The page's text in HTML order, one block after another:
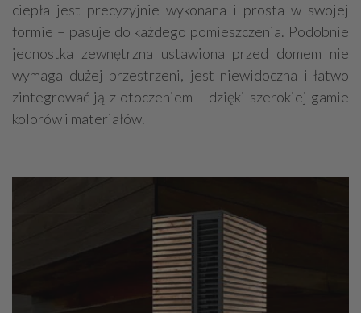
ciepła jest precyzyjnie wykonana i prosta w swojej
formie – pasuje do każdego pomieszczenia. Podobnie
jednostka zewnętrzna ustawiona przed domem nie
wymaga dużej przestrzeni, jest niewidoczna i łatwo
zintegrować ją z otoczeniem – dzięki szerokiej gamie
kolorów i materiałów.